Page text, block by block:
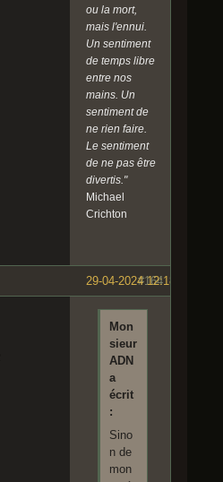
ou la mort,
mais l'ennui.
Un sentiment
de temps libre
entre nos
mains. Un
sentiment de
ne rien faire.
Le sentiment
de ne pas être
divertis."
Michael
Crichton
#164
29-04-2024 12:18:48
Mon
sieur
ADN
a
écrit
:
Sino
n de
mon